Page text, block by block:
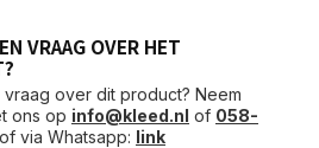
VRAAG OVER HET
over dit product? Neem
ons op info@kleed.nl of 058-
of via Whatsapp: link